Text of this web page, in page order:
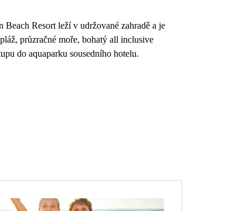
Resort leží v udržované zahradě a je
průzračné moře, bohatý all inclusive
do aquaparku sousedního hotelu.